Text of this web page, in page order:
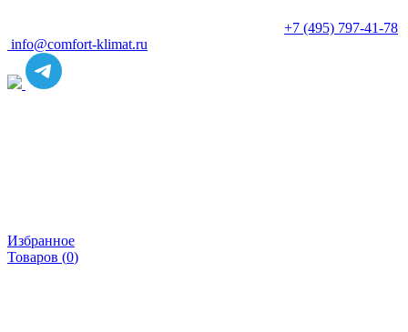
+7 (495) 797-41-78
info@comfort-klimat.ru
Избранное
Товаров (0)